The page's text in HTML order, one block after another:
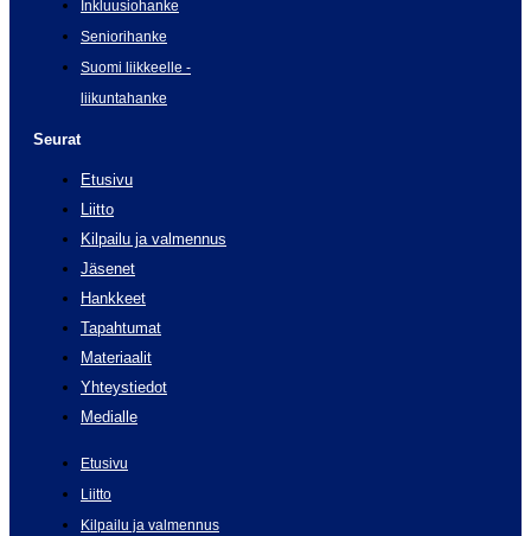
Inkluusiohanke
Seniorihanke
Suomi liikkeelle -
liikuntahanke
Seurat
Etusivu
Liitto
Kilpailu ja valmennus
Jäsenet
Hankkeet
Tapahtumat
Materiaalit
Yhteystiedot
Medialle
Etusivu
Liitto
Kilpailu ja valmennus